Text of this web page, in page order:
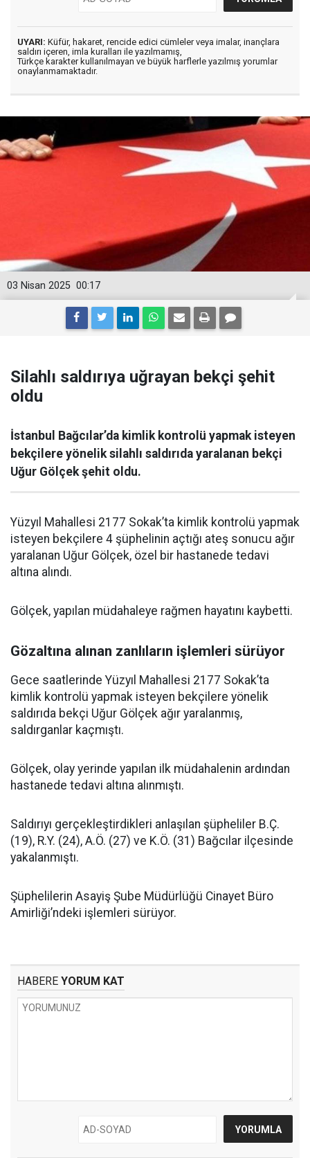
UYARI: Küfür, hakaret, rencide edici cümleler veya imalar, inançlara
saldırı içeren, imla kuralları ile yazılmamış,
Türkçe karakter kullanılmayan ve büyük harflerle yazılmış yorumlar
onaylanmamaktadır.
00:17
03 Nisan 2025
Silahlı saldırıya uğrayan bekçi şehit
oldu
İstanbul Bağcılar’da kimlik kontrolü yapmak isteyen
bekçilere yönelik silahlı saldırıda yaralanan bekçi
Uğur Gölçek şehit oldu.
Yüzyıl Mahallesi 2177 Sokak’ta kimlik kontrolü yapmak
isteyen bekçilere 4 şüphelinin açtığı ateş sonucu ağır
yaralanan Uğur Gölçek, özel bir hastanede tedavi
altına alındı.
Gölçek, yapılan müdahaleye rağmen hayatını kaybetti.
Gözaltına alınan zanlıların işlemleri sürüyor
Gece saatlerinde Yüzyıl Mahallesi 2177 Sokak’ta
kimlik kontrolü yapmak isteyen bekçilere yönelik
saldırıda bekçi Uğur Gölçek ağır yaralanmış,
saldırganlar kaçmıştı.
Gölçek, olay yerinde yapılan ilk müdahalenin ardından
hastanede tedavi altına alınmıştı.
Saldırıyı gerçekleştirdikleri anlaşılan şüpheliler B.Ç.
(19), R.Y. (24), A.Ö. (27) ve K.Ö. (31) Bağcılar ilçesinde
yakalanmıştı.
Şüphelilerin Asayiş Şube Müdürlüğü Cinayet Büro
Amirliği’ndeki işlemleri sürüyor.
HABERE YORUM KAT